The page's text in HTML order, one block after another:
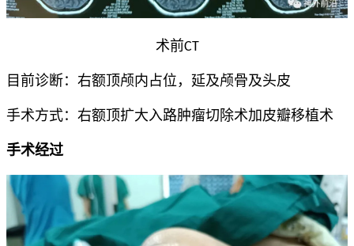
术前CT
目前诊断：右额顶颅内占位，延及颅骨及头皮
手术方式：右额顶扩大入路肿瘤切除术加皮瓣移植术
手术经过